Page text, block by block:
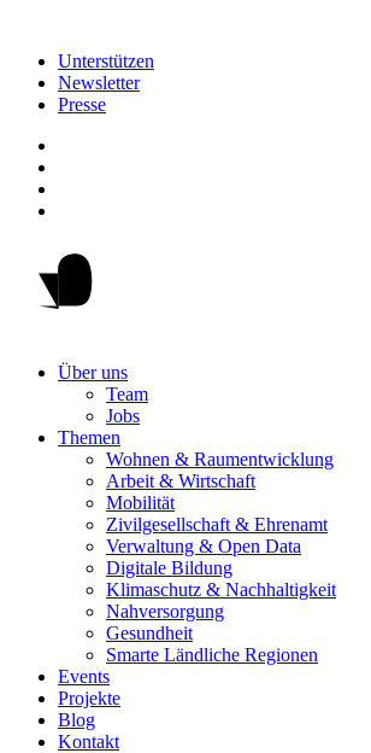
Unterstützen
Newsletter
Presse
Über uns
Team
Jobs
Themen
Wohnen & Raumentwicklung
Arbeit & Wirtschaft
Mobilität
Zivilgesellschaft & Ehrenamt
Verwaltung & Open Data
Digitale Bildung
Klimaschutz & Nachhaltigkeit
Nahversorgung
Gesundheit
Smarte Ländliche Regionen
Events
Projekte
Blog
Kontakt